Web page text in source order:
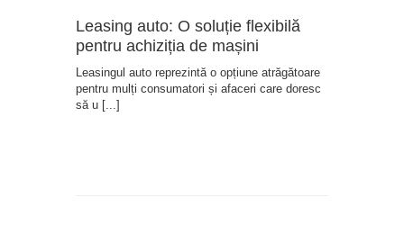
Leasing auto: O soluție flexibilă
pentru achiziția de mașini
Leasingul auto reprezintă o opțiune atrăgătoare
pentru mulți consumatori și afaceri care doresc
să u [...]